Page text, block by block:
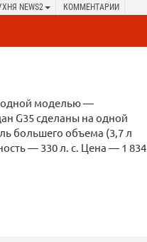
NEWS2 КОММЕНТАРИИ
одной моделью —
G35 сделаны на одной
большего объема (3,7 л
— 330 л. с. Цена — 1 834